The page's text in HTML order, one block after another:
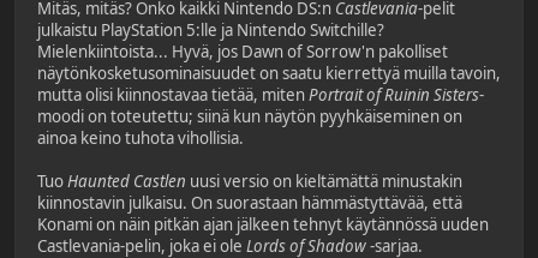
Mitäs, mitäs? Onko kaikki Nintendo DS:n Castlevania-pelit
julkaistu PlayStation 5:lle ja Nintendo Switchille?
Mielenkiintoista... Hyvä, jos Dawn of Sorrow'n pakolliset
näytönkosketusominaisuudet on saatu kierrettyä muilla tavoin,
mutta olisi kiinnostavaa tietää, mitenPortrait of Ruinin Sisters-
moodi on toteutettu; siinä kun näytön pyyhkäiseminen on
ainoa keino tuhota vihollisia.
TuoHaunted Castlen uusi versio on kieltämättä minustakin
kiinnostavin julkaisu. On suorastaan hämmästyttävää, että
Konami on näin pitkän ajan jälkeen tehnyt käytännössä uuden
Castlevania-pelin, joka ei ole Lords of Shadow-sarjaa.